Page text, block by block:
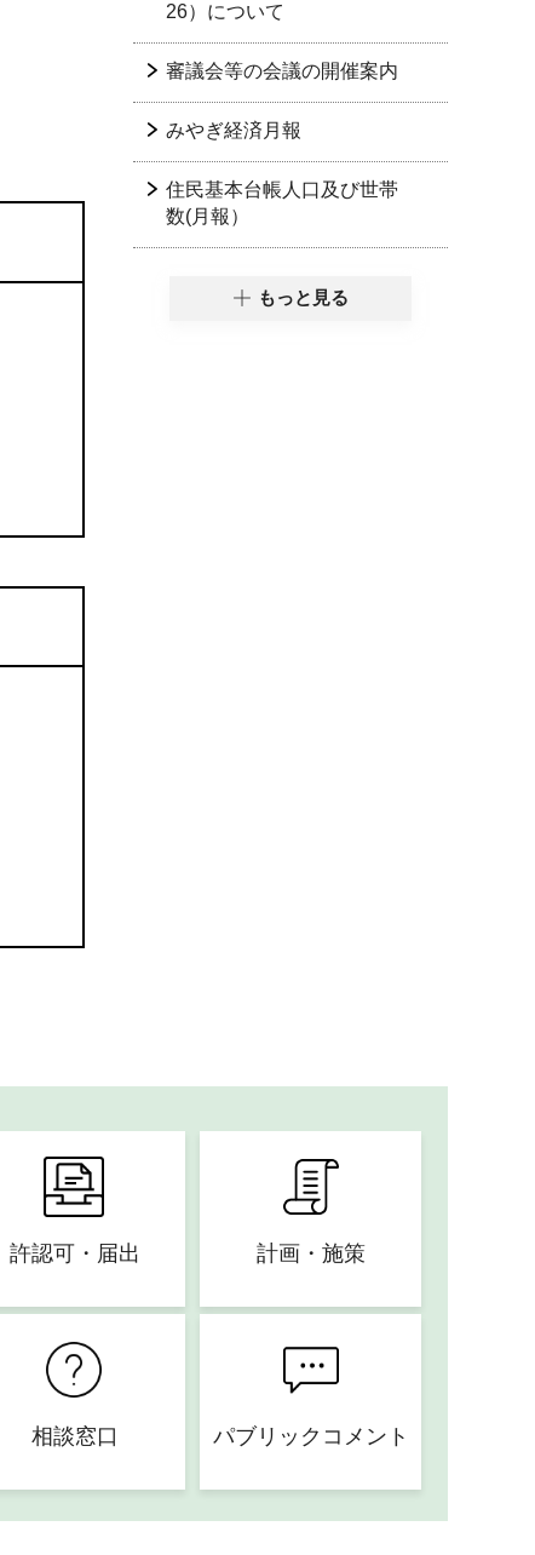
26）について
審議会等の会議の開催案内
みやぎ経済月報
住民基本台帳人口及び世帯
数(月報）
もっと見る
許認可・届出 計画・施策
相談窓口 パブリックコメント